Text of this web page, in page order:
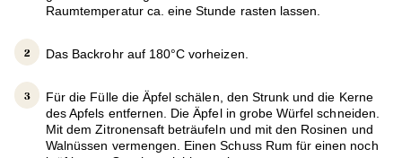
Raumtemperatur ca. eine Stunde rasten lassen.
Das Backrohr auf 180°C vorheizen.
Für die Fülle die Äpfel schälen, den Strunk und die Kerne
des Apfels entfernen. Die Äpfel in grobe Würfel schneiden.
Mit dem Zitronensaft beträufeln und mit den Rosinen und
Walnüssen vermengen. Einen Schuss Rum für einen noch